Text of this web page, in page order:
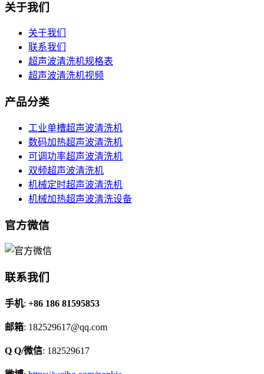
关于我们
关于我们
联系我们
超声波清洗机规格表
超声波清洗机视频
产品分类
工业单槽超声波清洗机
数码加热超声波清洗机
可调功率超声波清洗机
双频超声波清洗机
机械定时超声波清洗机
机械加热超声波清洗设备
官方微信
联系我们
手机: +86 186 81595853
邮箱: 182529617@qq.com
Q Q/微信: 182529617